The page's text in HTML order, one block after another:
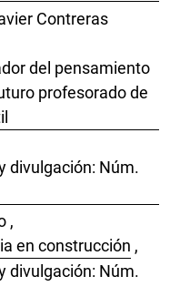
Contreras
del pensamiento
profesorado de
divulgación: Núm.
,
en construcción ,
divulgación: Núm.